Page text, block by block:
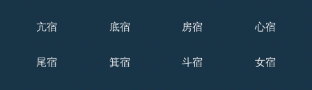
亢宿 底宿 房宿 心宿
尾宿 箕宿 斗宿 女宿